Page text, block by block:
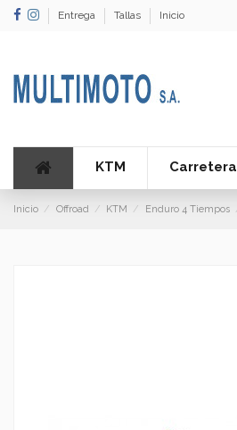
Entrega Tallas Inicio
KTM Carretera
Inicio Offroad KTM Enduro 4 Tiempos